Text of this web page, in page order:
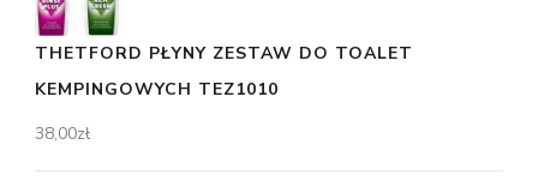
THETFORD PŁYNY ZESTAW DO TOALET
KEMPINGOWYCH TEZ1010
38,00zł